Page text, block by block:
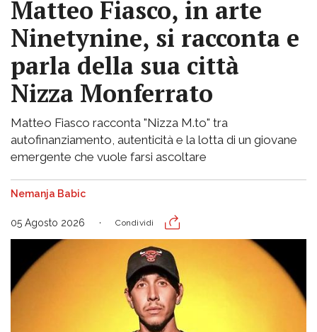
Matteo Fiasco, in arte
Ninetynine, si racconta e
parla della sua città
Nizza Monferrato
Matteo Fiasco racconta "Nizza M.to" tra
autofinanziamento, autenticità e la lotta di un giovane
emergente che vuole farsi ascoltare
Nemanja Babic
05 Agosto 2026 Condividi